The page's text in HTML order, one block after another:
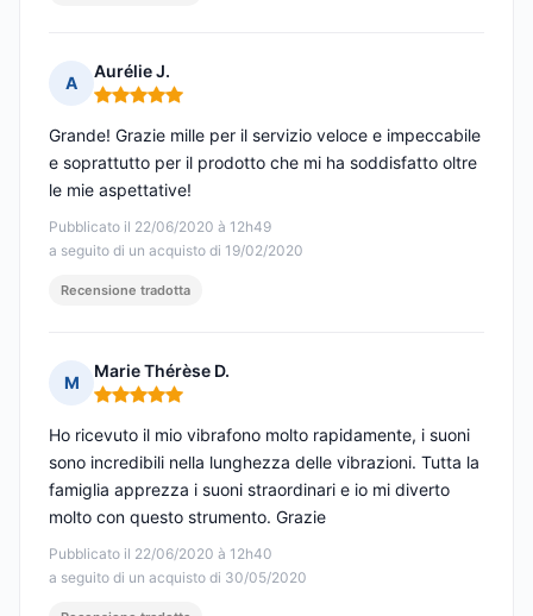
A
Aurélie J.
Nota: 5 su 5
Pubblicato il 22/06/2020 à 12h49
a seguito di un acquisto di 19/02/2020
Grande! Grazie mille per il servizio veloce e impeccabile
e soprattutto per il prodotto che mi ha soddisfatto oltre
le mie aspettative!
Recensione tradotta
M
Marie Thérèse D.
Nota: 5 su 5
Pubblicato il 22/06/2020 à 12h40
a seguito di un acquisto di 30/05/2020
Ho ricevuto il mio vibrafono molto rapidamente, i suoni
sono incredibili nella lunghezza delle vibrazioni. Tutta la
famiglia apprezza i suoni straordinari e io mi diverto
molto con questo strumento. Grazie